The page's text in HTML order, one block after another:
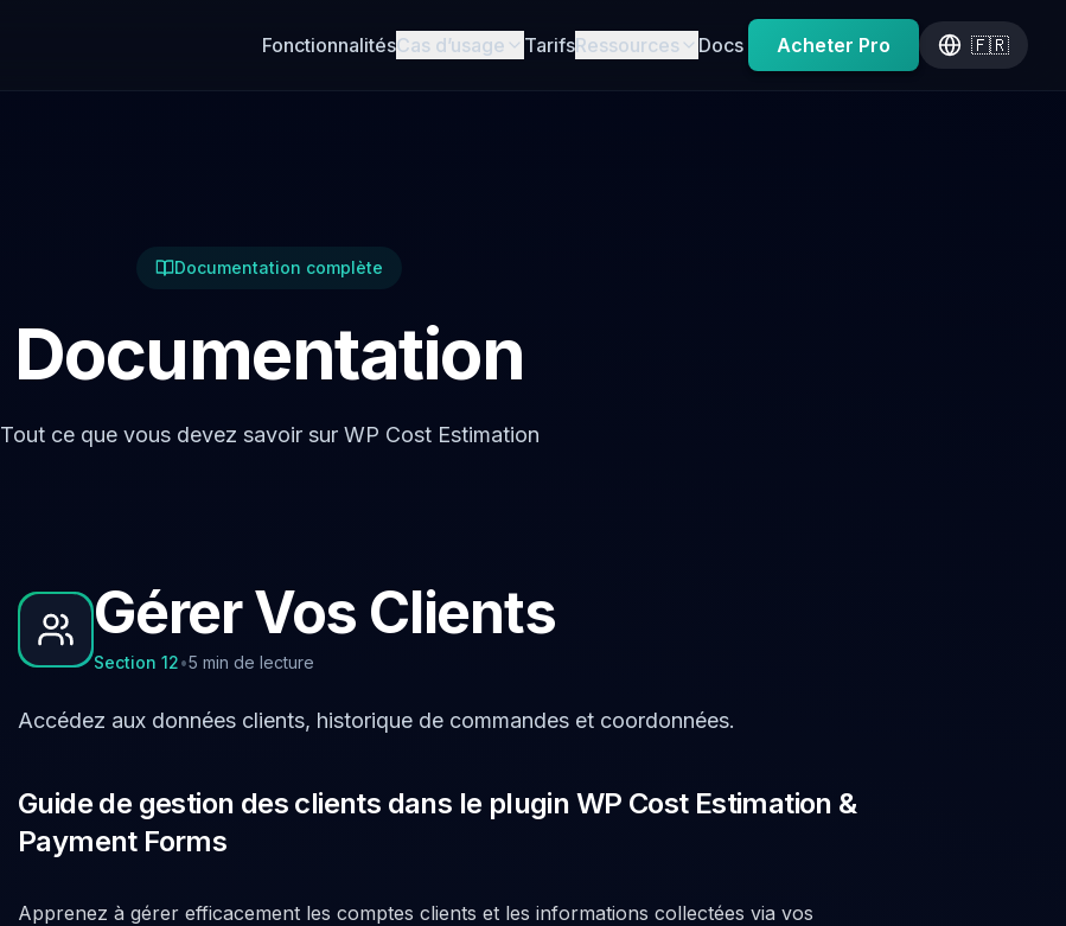
FonctionnalitésCas d’usage TarifsRessources Docs Acheter Pro 🇫🇷
Documentation complète
Documentation
Tout ce que vous devez savoir sur WP Cost Estimation
Gérer Vos Clients
Section 12•5 min de lecture
Accédez aux données clients, historique de commandes et coordonnées.
Guide de gestion des clients dans le plugin WP Cost Estimation &
Payment Forms
Apprenez à gérer efficacement les comptes clients et les informations collectées via vos